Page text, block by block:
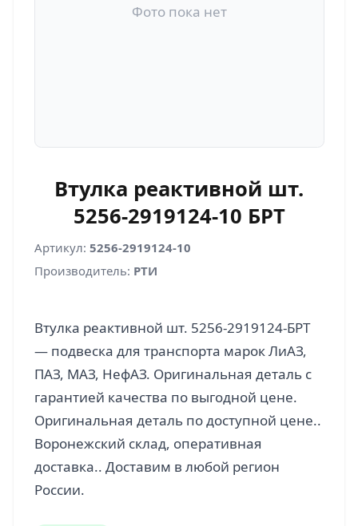
Фото пока нет
Втулка реактивной шт.
5256-2919124-10 БРТ
Артикул: 5256-2919124-10
Производитель: РТИ
Втулка реактивной шт. 5256-2919124-БРТ
— подвеска для транспорта марок ЛиАЗ,
ПАЗ, МАЗ, НефАЗ. Оригинальная деталь с
гарантией качества по выгодной цене.
Оригинальная деталь по доступной цене..
Воронежский склад, оперативная
доставка.. Доставим в любой регион